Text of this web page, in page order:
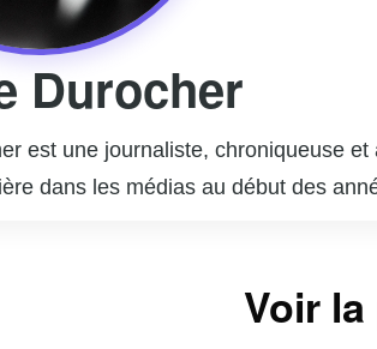
Durocher
est une journaliste, chroniqueuse
dans les médias au début des
de débat. Mariée à l’animateur
et controversé. Sophie Durocher
Voir